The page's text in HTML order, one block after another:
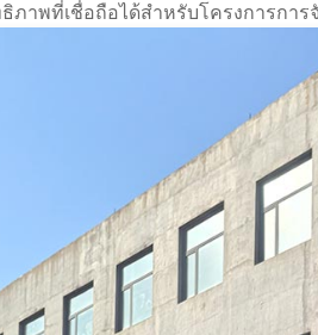
าพที่เชื่อถือได้สำหรับโครงการการ